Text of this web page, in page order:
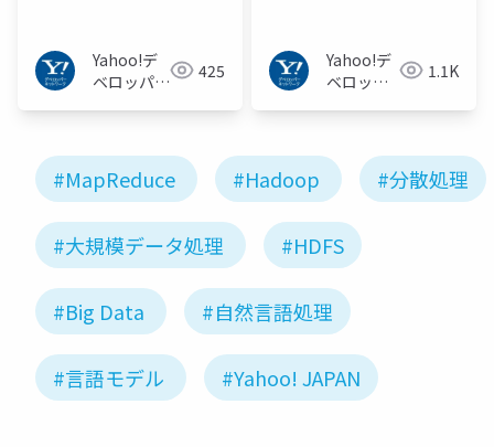
Yahoo!デ
ベロッパー
425
Yahoo!デ
ベロッパ
1.1K
#MapReduce #Hadoop #分散処理
#大規模データ処理 #HDFS
#Big Data #自然言語処理
#言語モデル #Yahoo! JAPAN